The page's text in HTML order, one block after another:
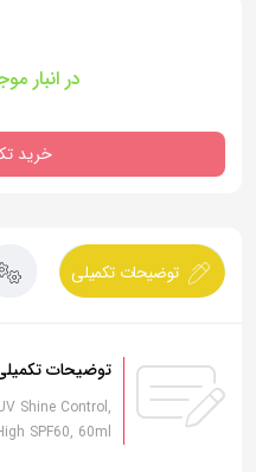
در انبار
خرید
توضیحات تکمیلی
توضیحات
Shine Control,
SPF60, 60ml